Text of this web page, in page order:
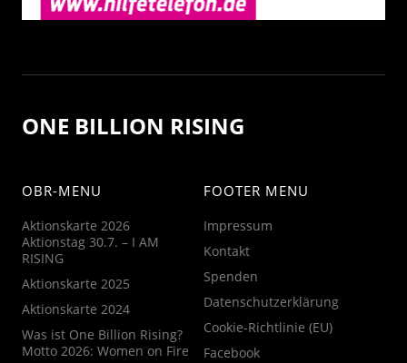
ONE BILLION RISING
OBR-MENU
Aktionskarte 2026
Aktionstag 30.7. – I AM
RISING
Aktionskarte 2025
Aktionskarte 2024
Was ist One Billion Rising?
Motto 2026: Women on Fire
FOOTER MENU
Impressum
Kontakt
Spenden
Datenschutzerklärung
Cookie-Richtlinie (EU)
Facebook